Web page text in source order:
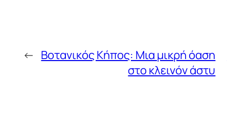
← Βοτανικός Κήπος: Μια μικρή όαση
στο κλεινόν άστυ